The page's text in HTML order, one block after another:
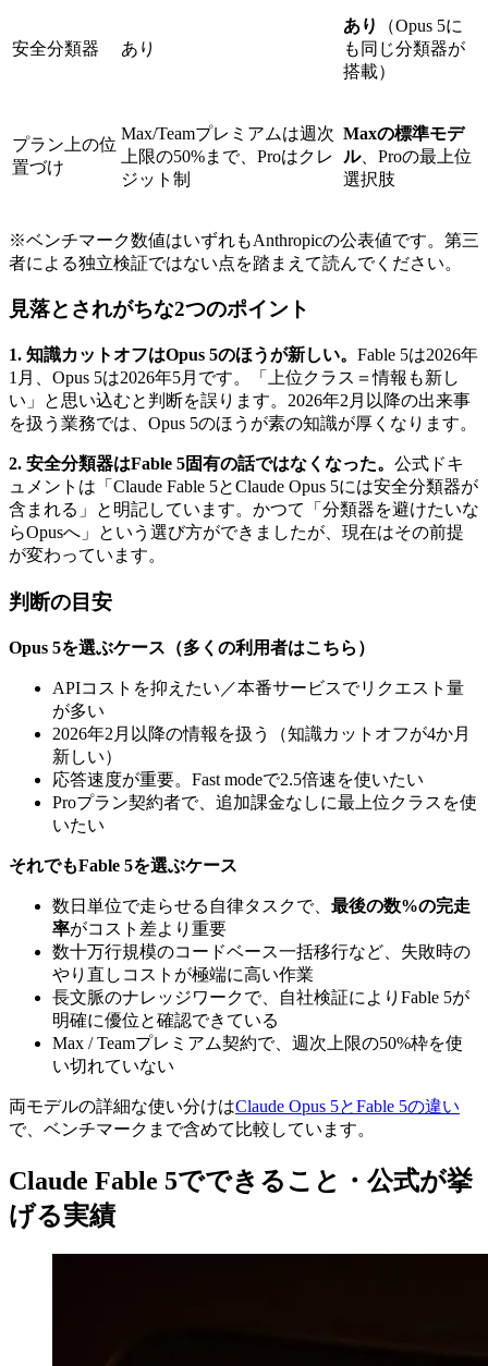
安全分類器 あり
あり
（Opus 5に
も同じ分類器が
搭載）
プラン上の位
置づけ
Max/Teamプレミアムは週次
上限の50%まで、Proはクレ
ジット制
Maxの標準モデ
ル、Proの最上位
選択肢
※ベンチマーク数値はいずれもAnthropicの公表値です。第三
者による独立検証ではない点を踏まえて読んでください。
見落とされがちな2つのポイント
1. 知識カットオフはOpus 5のほうが新しい。 Fable 5は2026年
1月、Opus 5は2026年5月です。「上位クラス＝情報も新し
い」と思い込むと判断を誤ります。2026年2月以降の出来事
を扱う業務では、Opus 5のほうが素の知識が厚くなります。
2. 安全分類器はFable 5固有の話ではなくなった。 公式ドキ
ュメントは「Claude Fable 5とClaude Opus 5には安全分類器が
含まれる」と明記しています。かつて「分類器を避けたいな
らOpusへ」という選び方ができましたが、現在はその前提
が変わっています。
判断の目安
Opus 5を選ぶケース（多くの利用者はこちら）
APIコストを抑えたい／本番サービスでリクエスト量
が多い
2026年2月以降の情報を扱う（知識カットオフが4か月
新しい）
応答速度が重要。Fast modeで2.5倍速を使いたい
Proプラン契約者で、追加課金なしに最上位クラスを使
いたい
それでもFable 5を選ぶケース
数日単位で走らせる自律タスクで、 最後の数%の完走
率がコスト差より重要
数十万行規模のコードベース一括移行など、失敗時の
やり直しコストが極端に高い作業
長文脈のナレッジワークで、自社検証によりFable 5が
明確に優位と確認できている
Max / Teamプレミアム契約で、週次上限の50%枠を使
い切れていない
両モデルの詳細な使い分けはClaude Opus 5とFable 5の違い
で、ベンチマークまで含めて比較しています。
Claude Fable 5でできること・公式が挙
げる実績